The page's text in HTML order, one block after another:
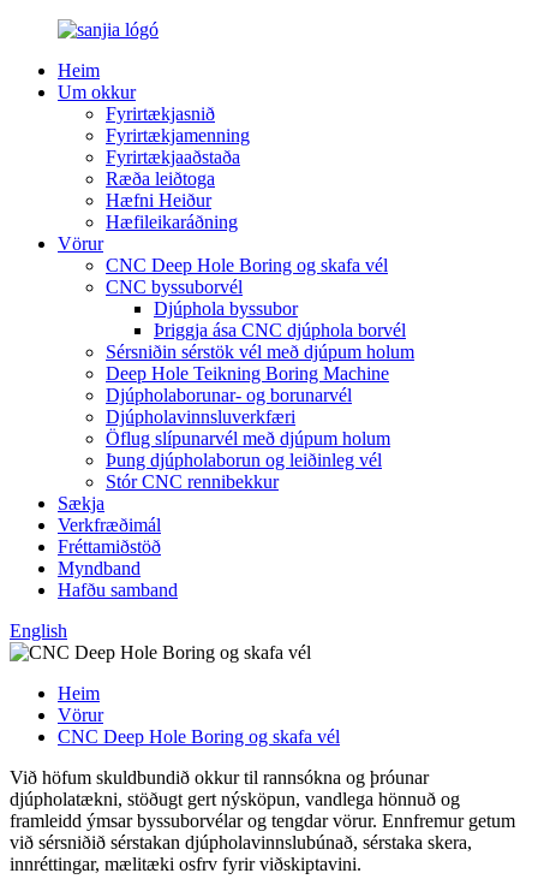
Heim
Um okkur
Fyrirtækjasnið
Fyrirtækjamenning
Fyrirtækjaaðstaða
Ræða leiðtoga
Hæfni Heiður
Hæfileikaráðning
Vörur
CNC Deep Hole Boring og skafa vél
CNC byssuborvél
Djúphola byssubor
Þriggja ása CNC djúphola borvél
Sérsniðin sérstök vél með djúpum holum
Deep Hole Teikning Boring Machine
Djúpholaborunar- og borunarvél
Djúpholavinnsluverkfæri
Öflug slípunarvél með djúpum holum
Þung djúpholaborun og leiðinleg vél
Stór CNC rennibekkur
Sækja
Verkfræðimál
Fréttamiðstöð
Myndband
Hafðu samband
English
Heim
Vörur
CNC Deep Hole Boring og skafa vél
Við höfum skuldbundið okkur til rannsókna og þróunar
djúpholatækni, stöðugt gert nýsköpun, vandlega hönnuð og
framleidd ýmsar byssuborvélar og tengdar vörur. Ennfremur getum
við sérsniðið sérstakan djúpholavinnslubúnað, sérstaka skera,
innréttingar, mælitæki osfrv fyrir viðskiptavini.